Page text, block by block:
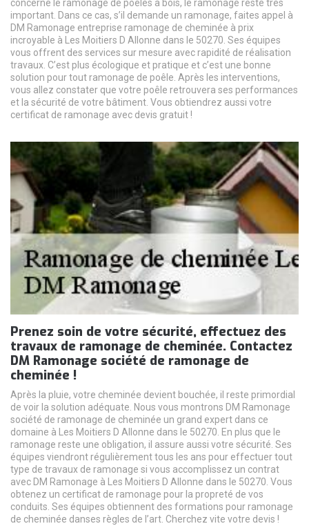
concerne le ramonage de poêles à bois, le ramonage reste très
important. Dans ce cas, s’il demande un ramonage, faites appel à
DM Ramonage entreprise ramonage de cheminée à prix
incroyable à Les Moitiers D Allonne dans le 50270. Ses équipes
vous offrent des services sur mesure avec rapidité de réalisation
travaux. C’est plus écologique et pratique et c’est une bonne
solution pour tout ramonage de poêle. Après les interventions,
vous allez constater que votre poêle retrouvera ses performances
et la sécurité de votre bâtiment. Vous obtiendrez aussi votre
certificat de ramonage avec devis gratuit !
Prenez soin de votre sécurité, effectuez des
travaux de ramonage de cheminée. Contactez
DM Ramonage société de ramonage de
cheminée !
Après la pluie, votre cheminée devient bouchée, il reste primordial
de voir la solution adéquate. Nous vous montrons DM Ramonage
société de ramonage de cheminée un grand expert dans ce
domaine à Les Moitiers D Allonne dans le 50270. En plus que le
ramonage reste une obligation, il assure aussi votre sécurité. Ses
équipes viendront régulièrement tous les ans pour effectuer tout
type de travaux de ramonage si vous accomplissez un contrat
avec DM Ramonage à Les Moitiers D Allonne dans le 50270. Vous
obtenez un certificat de ramonage pour la propreté de vos
conduits. Ses équipes obtiennent des formations pour ramonage
de cheminée danses règles de l’art. Cherchez vite votre devis !